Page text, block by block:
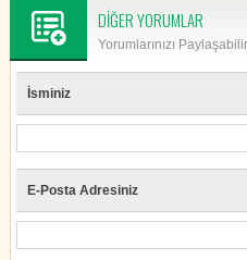
DİĞER YORUMLAR
Yorumlarınızı
İsminiz
E-Posta Adresiniz